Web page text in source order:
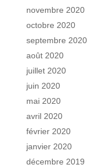
novembre 2020
octobre 2020
septembre 2020
août 2020
juillet 2020
juin 2020
mai 2020
avril 2020
février 2020
janvier 2020
décembre 2019